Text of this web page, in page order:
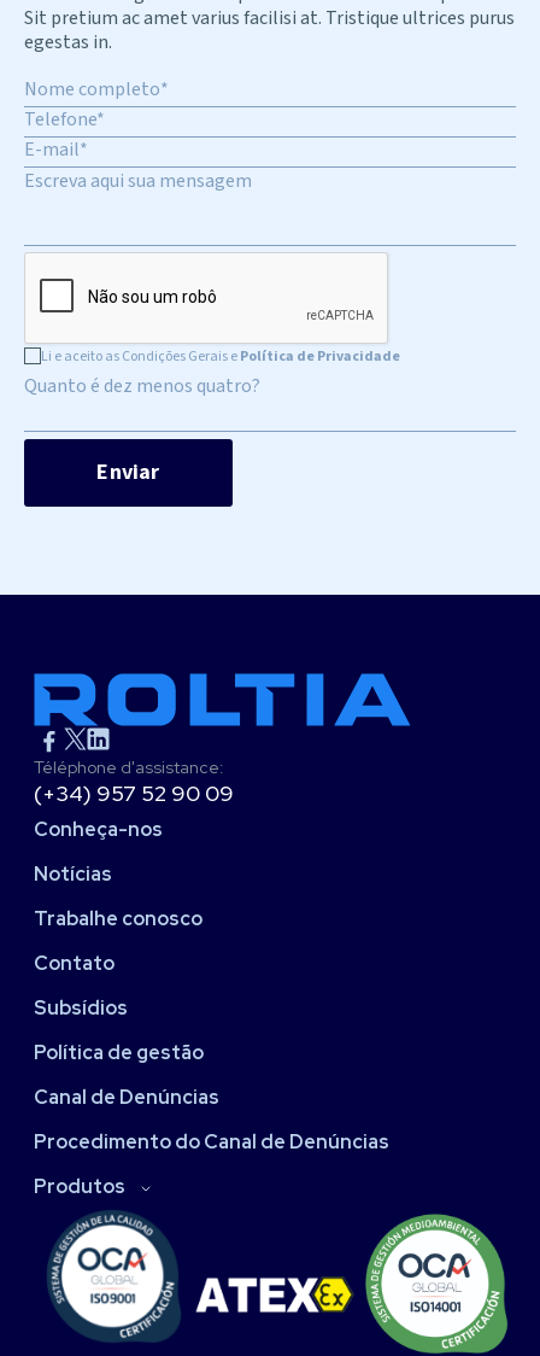
Sit pretium ac amet varius facilisi at. Tristique ultrices purus
egestas in.
Li e aceito as Condições Gerais ePolítica de Privacidade
Quanto é dez menos quatro?
Téléphone d'assistance:
(+34) 957 52 90 09
Conheça-nos
Notícias
Trabalhe conosco
Contato
Subsídios
Política de gestão
Canal de Denúncias
Procedimento do Canal de Denúncias
Produtos